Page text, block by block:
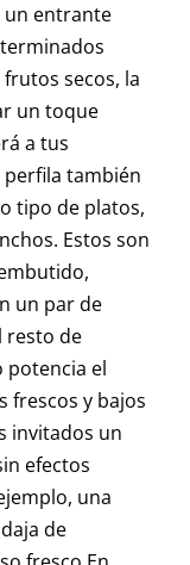
un entrante
secos, la
un toque
a tus
perfila también
tipo de platos,
Estos son
un par de
resto de
potencia el
frescos y bajos
invitados un
efectos
una
de